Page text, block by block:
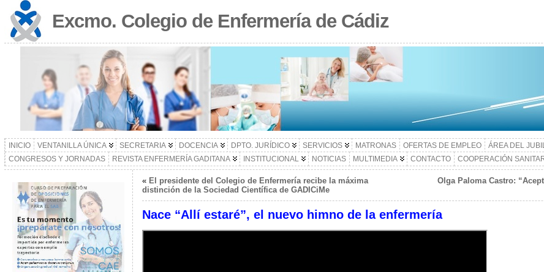
Excmo. Colegio de Enfermería de Cádiz
INICIO VENTANILLA ÚNICA SECRETARIA DOCENCIA DPTO. JURÍDICO SERVICIOS MATRONAS OFERTAS DE EMPLEO ÁREA DEL
CONGRESOS Y JORNADAS
REVISTA ENFERMERÍA GADITANA INSTITUCIONAL NOTICIAS MULTIMEDIA CONTACTO COOPERACIÓN
« El presidente del Colegio de Enfermería recibe la máxima
distinción de la Sociedad Científica de GADICiMe
Olga Paloma Castro:
Nace “Allí estaré”, el nuevo himno de la enfermería